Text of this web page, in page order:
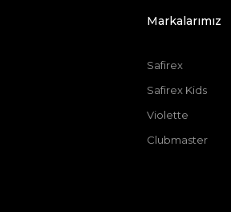
Markalarımız
Safirex
Safirex Kids
Violette
Clubmaster